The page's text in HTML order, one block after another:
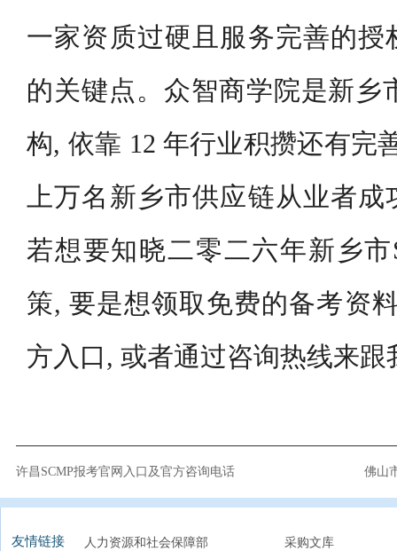
一家资质过硬且服务完善的授
的关键点。众智商学院是新乡
构, 依靠 12 年行业积攒还有完
上万名新乡市供应链从业者
若想要知晓二零二六年新乡
策, 要是想领取免费的备考资
方入口, 或者通过咨询热线来跟
许昌SCMP报考官网入口及官方咨询电话 佛山
友情链接 人力资源和社会保障部 采购文库